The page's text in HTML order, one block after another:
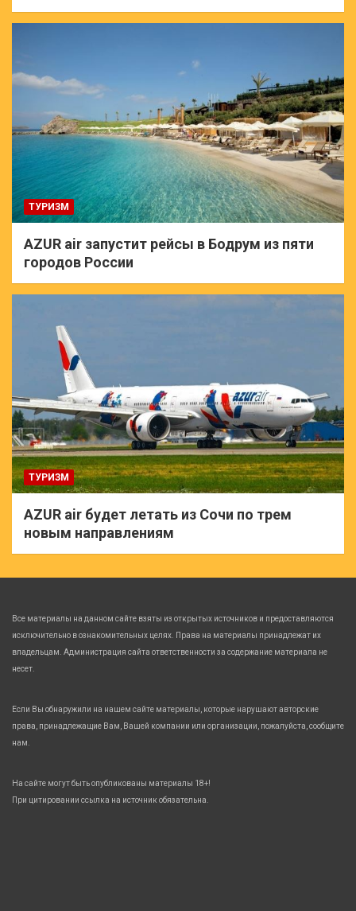
ТУРИЗМ
AZUR air запустит рейсы в Бодрум из пяти
городов России
ТУРИЗМ
AZUR air будет летать из Сочи по трем
новым направлениям
Все материалы на данном сайте взяты из открытых источников и предоставляются
исключительно в ознакомительных целях. Права на материалы принадлежат их
владельцам. Администрация сайта ответственности за содержание материала не
несет.
Если Вы обнаружили на нашем сайте материалы, которые нарушают авторские
права, принадлежащие Вам, Вашей компании или организации, пожалуйста, сообщите
нам.
На сайте могут быть опубликованы материалы 18+!
При цитировании ссылка на источник обязательна.